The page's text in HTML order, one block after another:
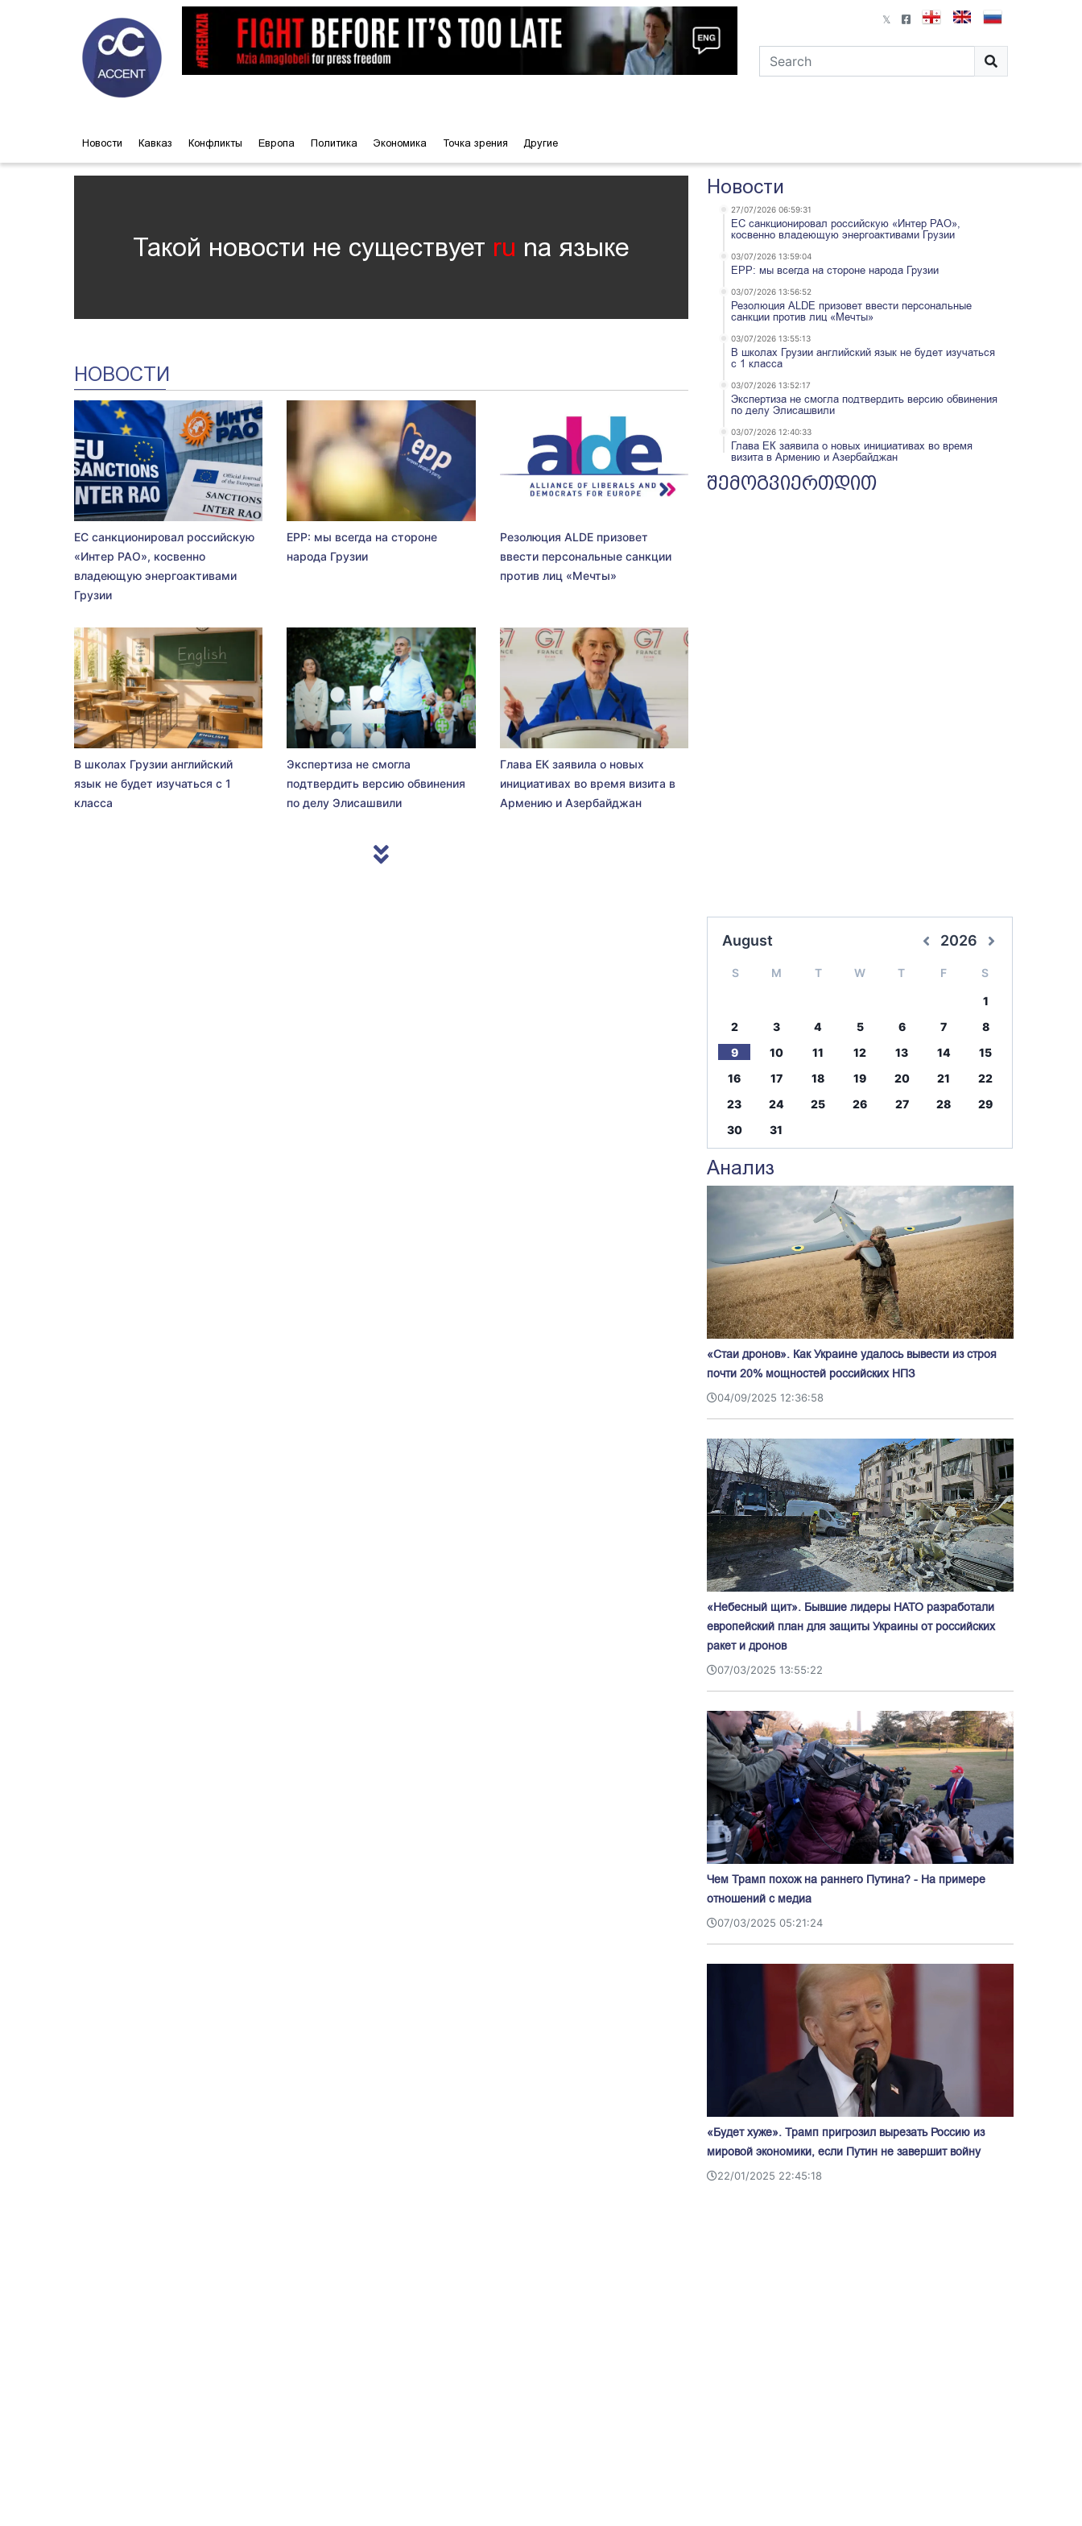
Новости Кавказ Конфликты Европа Политика Экономика Точка зрения Другие
Такой новости не существует ru nа языке
НОВОСТИ
ЕС санкционировал российскую
«Интер РАО», косвенно
владеющую энергоактивами
Грузии
EPP: мы всегда на стороне
народа Грузии
Резолюция ALDE призовет
ввести персональные санкции
против лиц «Мечты»
В школах Грузии английский
язык не будет изучаться с 1
класса
Экспертиза не смогла
подтвердить версию обвинения
по делу Элисашвили
Глава ЕК заявила о новых
инициативах во время визита в
Армению и Азербайджан
Новости
27/07/2026 06:59:31
ЕС санкционировал российскую «Интер РАО»,
косвенно владеющую энергоактивами Грузии
03/07/2026 13:59:04
EPP: мы всегда на стороне народа Грузии
03/07/2026 13:56:52
Резолюция ALDE призовет ввести персональные
санкции против лиц «Мечты»
03/07/2026 13:55:13
В школах Грузии английский язык не будет изучаться
с 1 класса
03/07/2026 13:52:17
Экспертиза не смогла подтвердить версию обвинения
по делу Элисашвили
03/07/2026 12:40:33
Глава ЕК заявила о новых инициативах во время
визита в Армению и Азербайджан
შემოგვიერთდით
August 2026
S M T W T F S
1
2
3 4 5 6 7
8
9
10 11 12 13 14
15
16
17 18 19 20 21
22
23
24 25 26 27 28
29
30
31
Анализ
«Стаи дронов». Как Украине удалось вывести из строя
почти 20% мощностей российских НПЗ
04/09/2025 12:36:58
«Небесный щит». Бывшие лидеры НАТО разработали
европейский план для защиты Украины от российских
ракет и дронов
07/03/2025 13:55:22
Чем Трамп похож на раннего Путина? - На примере
отношений с медиа
07/03/2025 05:21:24
«Будет хуже». Трамп пригрозил вырезать Россию из
мировой экономики, если Путин не завершит войну
22/01/2025 22:45:18